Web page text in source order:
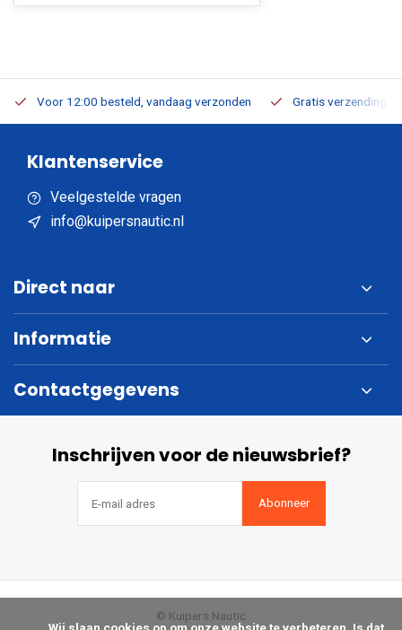
Voor 12:00 besteld, vandaag verzonden Gratis verzending
Klantenservice
Veelgestelde vragen
info@kuipersnautic.nl
Direct naar
Informatie
Contactgegevens
Inschrijven voor de nieuwsbrief?
Abonneer
© Kuipers Nautic